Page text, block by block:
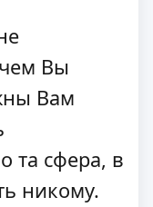
Вы
Вам
та сфера, в
никому.